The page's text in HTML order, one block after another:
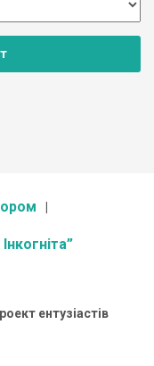
ентузіастів